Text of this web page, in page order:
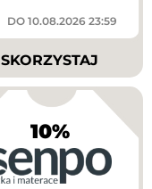
DO 10.08.2026 23:59
SKORZYSTAJ
10%